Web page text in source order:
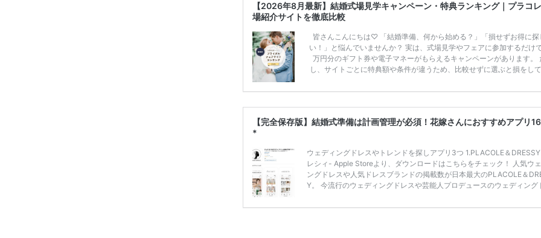
【2026年8月最新】結婚式場見学キャンペーン・特典ランキング｜プラコ
場紹介サイトを徹底比較
皆さんこんにちは♡ 「結婚準備、何から始める？」「損せずお得に探
い！」と悩んでいませんか？ 実は、式場見学やフェアに参加するだけ
万円分のギフト券や電子マネーがもらえるキャンペーンがあります。
し、サイトごとに特典額や条件が違うため、比較せずに選ぶと損をし
ンペーン特典ランキングを公開！ 比較サイト：プラコレ、ゼクシィ、
補を絞れる「ウェディング診断」か、体験型 […]続きを読む
【完全保存版】結婚式準備は計画管理が必須！花嫁さんにおすすめアプリ
*
ウェディングドレスやトレンドを探しアプリ3つ 1.PLACOLE＆
レシィ- Apple Storeより、ダウンロードはこちらをチェック！ 人気ウ
ングドレスや人気ドレスブランドの掲載数が日本最大のPLACOLE＆
Y。 今流行のウェディングドレスや芸能人プロデュースのウェディング
紹介している便利アプリです。 プレ花嫁が実際に試着したウェディン